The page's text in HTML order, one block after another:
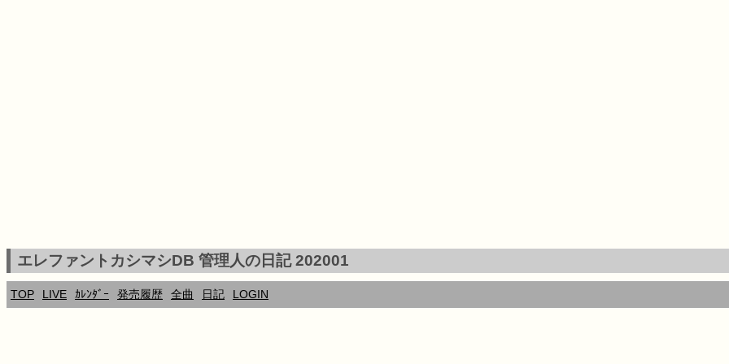
エレファントカシマシDB 管理人の日記 202001
TOP LIVE ｶﾚﾝﾀﾞｰ 発売履歴 全曲 日記 LOGIN